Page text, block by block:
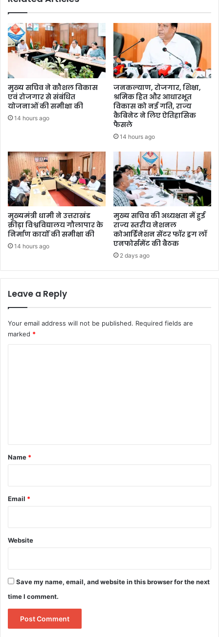
मुख्य सचिव ने कौशल विकास
एवं रोजगार से संबंधित
योजनाओं की समीक्षा की
14 hours ago
जनकल्याण, रोजगार, शिक्षा,
श्रमिक हित और आधारभूत
विकास को नई गति, राज्य
कैबिनेट ने लिए ऐतिहासिक
फैसले
14 hours ago
मुख्यमंत्री धामी ने उत्तराखंड
क्रीड़ा विश्वविद्यालय गौलापार के
निर्माण कार्यों की समीक्षा की
14 hours ago
मुख्य सचिव की अध्यक्षता में हुई
राज्य स्तरीय नेशनल
कोआर्डिनेशन सेंटर फॉर ड्रग लॉ
एनफोर्समेंट की बैठक
2 days ago
Leave a Reply
Your email address will not be published. Required fields are
marked *
*
Name *
Email *
Website
Save my name, email, and website in this browser for the next
time I comment.